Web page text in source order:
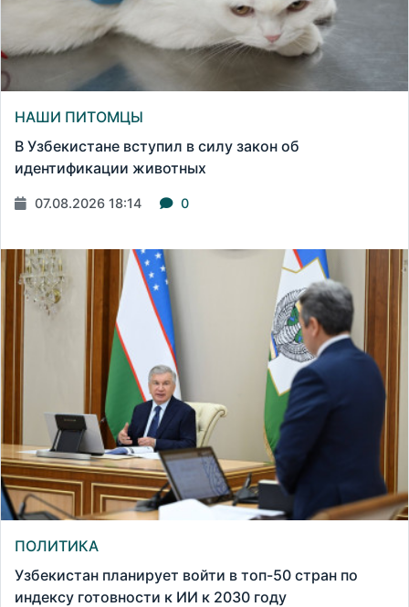
НАШИ ПИТОМЦЫ
В Узбекистане вступил в силу закон об
идентификации животных
07.08.2026 18:14 0
ПОЛИТИКА
Узбекистан планирует войти в топ-50 стран по
индексу готовности к ИИ к 2030 году